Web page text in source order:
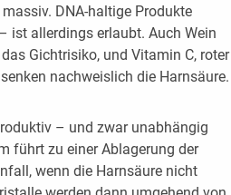
DNA-haltige Produkte
ist allerdings erlaubt. Auch Wein
Gichtrisiko, und Vitamin C, roter
nachweislich die Harnsäure.
– und zwar unabhängig
führt zu einer Ablagerung der
wenn die Harnsäure nicht